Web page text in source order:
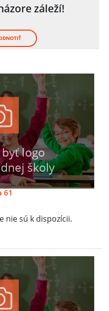
záleží!
61
nie sú k dispozícii.